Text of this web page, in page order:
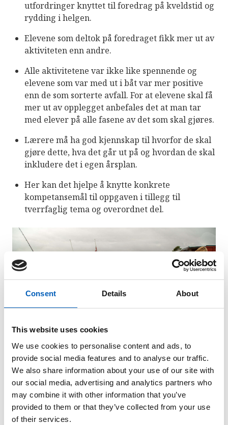
Consent Details About
This website uses cookies
We use cookies to personalise content and ads, to
provide social media features and to analyse our traffic.
We also share information about your use of our site with
our social media, advertising and analytics partners who
may combine it with other information that you’ve
provided to them or that they’ve collected from your use
of their services.
utfordringer knyttet til foredrag på kveldstid og
rydding i helgen.
Elevene som deltok på foredraget fikk mer ut av
aktiviteten enn andre.
Alle aktivitetene var ikke like spennende og
elevene som var med ut i båt var mer positive
enn de som sorterte avfall. For at elevene skal få
mer ut av opplegget anbefales det at man tar
med elever på alle fasene av det som skal gjøres.
Lærere må ha god kjennskap til hvorfor de skal
gjøre dette, hva det går ut på og hvordan de skal
inkludere det i egen årsplan.
Her kan det hjelpe å knytte konkrete
kompetansemål til oppgaven i tillegg til
tverrfaglig tema og overordnet del.
Foto: Risør vgs
Oppgavetekst